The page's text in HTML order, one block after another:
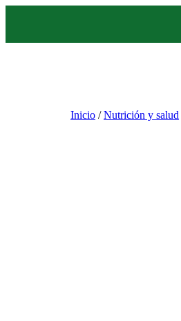
Inicio /Nutrición y salud